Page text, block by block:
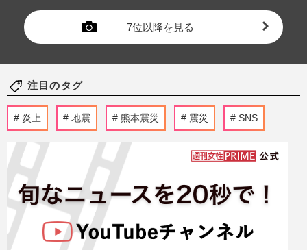
7位以降を見る
注目のタグ
炎上 地震 熊本震災 震災 SNS